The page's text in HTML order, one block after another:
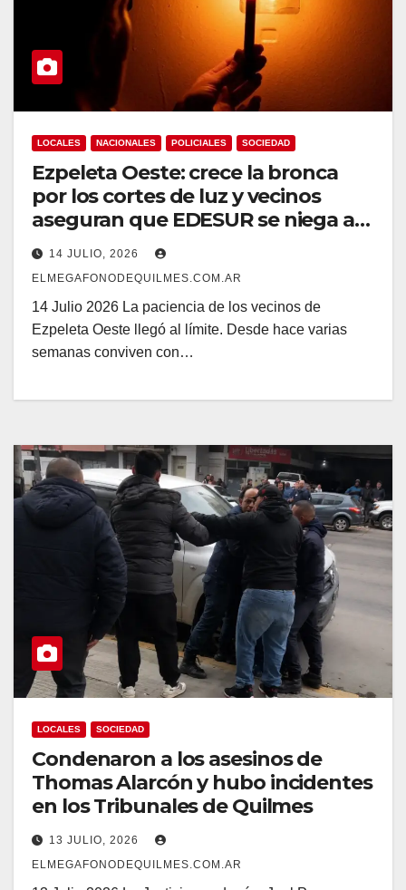
LOCALES NACIONALES POLICIALES SOCIEDAD
Ezpeleta Oeste: crece la bronca
por los cortes de luz y vecinos
aseguran que EDESUR se niega a
reemplazar el transformador
14 JULIO, 2026
ELMEGAFONODEQUILMES.COM.AR
14 Julio 2026 La paciencia de los vecinos de
Ezpeleta Oeste llegó al límite. Desde hace varias
semanas conviven con…
LOCALES SOCIEDAD
Condenaron a los asesinos de
Thomas Alarcón y hubo incidentes
en los Tribunales de Quilmes
13 JULIO, 2026
ELMEGAFONODEQUILMES.COM.AR